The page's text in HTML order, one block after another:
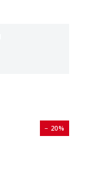
− 20%